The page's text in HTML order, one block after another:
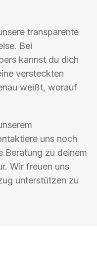
transparente
Bei
kannst du dich
versteckten
weißt, worauf
uns noch
Beratung zu deinem
Wir freuen uns
unterstützen zu